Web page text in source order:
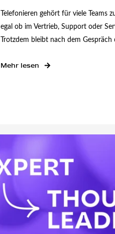
Telefonieren gehört für viele Teams
egal ob im Vertrieb, Support oder
Trotzdem bleibt nach dem
Mehr lesen